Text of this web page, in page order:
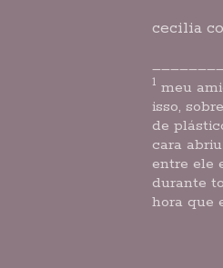
cecilia
1 meu
isso,
de
cara
entre ele
durante
hora que